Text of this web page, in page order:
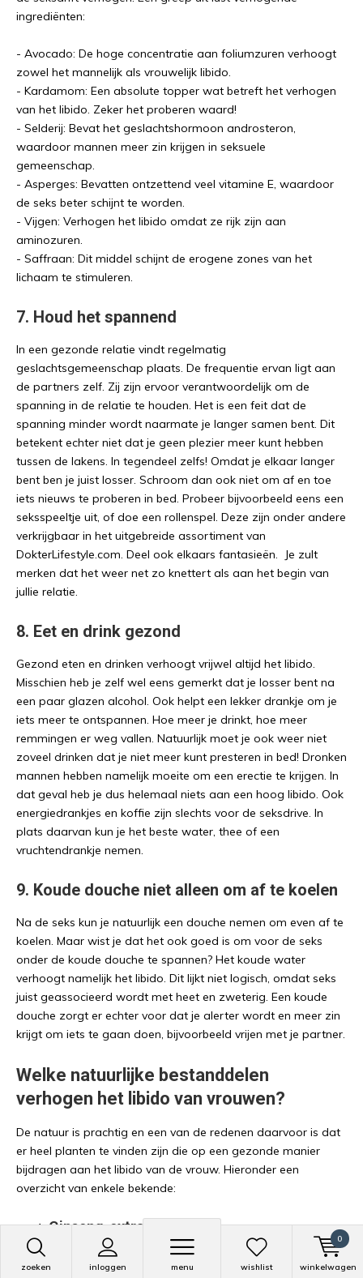
zoeken inloggen menu wishlist winkelwagen
0
ingrediënten:
- Avocado: De hoge concentratie aan foliumzuren verhoogt
zowel het mannelijk als vrouwelijk libido.
- Kardamom: Een absolute topper wat betreft het verhogen
van het libido. Zeker het proberen waard!
- Selderij: Bevat het geslachtshormoon androsteron,
waardoor mannen meer zin krijgen in seksuele
gemeenschap.
- Asperges: Bevatten ontzettend veel vitamine E, waardoor
de seks beter schijnt te worden.
- Vijgen: Verhogen het libido omdat ze rijk zijn aan
aminozuren.
- Saffraan: Dit middel schijnt de erogene zones van het
lichaam te stimuleren.
7. Houd het spannend
In een gezonde relatie vindt regelmatig
geslachtsgemeenschap plaats. De frequentie ervan ligt aan
de partners zelf. Zij zijn ervoor verantwoordelijk om de
spanning in de relatie te houden. Het is een feit dat de
spanning minder wordt naarmate je langer samen bent. Dit
betekent echter niet dat je geen plezier meer kunt hebben
tussen de lakens. In tegendeel zelfs! Omdat je elkaar langer
bent ben je juist losser. Schroom dan ook niet om af en toe
iets nieuws te proberen in bed. Probeer bijvoorbeeld eens een
seksspeeltje uit, of doe een rollenspel. Deze zijn onder andere
verkrijgbaar in het uitgebreide assortiment van
DokterLifestyle.com. Deel ook elkaars fantasieën. Je zult
merken dat het weer net zo knettert als aan het begin van
jullie relatie.
8. Eet en drink gezond
Gezond eten en drinken verhoogt vrijwel altijd het libido.
Misschien heb je zelf wel eens gemerkt dat je losser bent na
een paar glazen alcohol. Ook helpt een lekker drankje om je
iets meer te ontspannen. Hoe meer je drinkt, hoe meer
remmingen er weg vallen. Natuurlijk moet je ook weer niet
zoveel drinken dat je niet meer kunt presteren in bed! Dronken
mannen hebben namelijk moeite om een erectie te krijgen. In
dat geval heb je dus helemaal niets aan een hoog libido. Ook
energiedrankjes en koffie zijn slechts voor de seksdrive. In
plats daarvan kun je het beste water, thee of een
vruchtendrankje nemen.
9. Koude douche niet alleen om af te koelen
Na de seks kun je natuurlijk een douche nemen om even af te
koelen. Maar wist je dat het ook goed is om voor de seks
onder de koude douche te spannen? Het koude water
verhoogt namelijk het libido. Dit lijkt niet logisch, omdat seks
juist geassocieerd wordt met heet en zweterig. Een koude
douche zorgt er echter voor dat je alerter wordt en meer zin
krijgt om iets te gaan doen, bijvoorbeeld vrijen met je partner.
Welke natuurlijke bestanddelen
verhogen het libido van vrouwen?
De natuur is prachtig en een van de redenen daarvoor is dat
er heel planten te vinden zijn die op een gezonde manier
bijdragen aan het libido van de vrouw. Hieronder een
overzicht van enkele bekende:
Ginseng-extract
De eerste op de lijst is Ginseng-extract, dat helpt om zowel